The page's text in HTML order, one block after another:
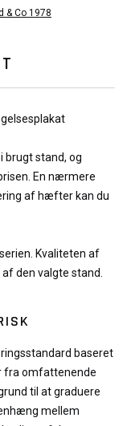
& Co 1978
brugt stand, og
En nærmere
af hæfter kan du
Kvaliteten af
den valgte stand.
baseret
fra omfattenende
til at graduere
mellem